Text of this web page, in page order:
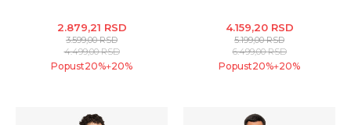
2.879,21 RSD
3.599,00RSD
4.499,00RSD
Popust20%+20%
4.159,20 RSD
5.199,00RSD
6.499,00RSD
Popust20%+20%